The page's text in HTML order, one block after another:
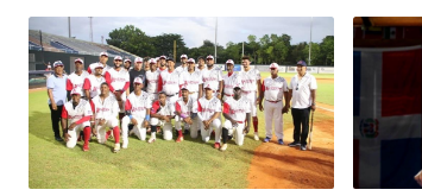
financiera, formación integral y
desarrollo personal.